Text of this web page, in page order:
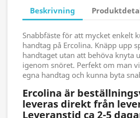
Beskrivning
Snabbfäste för att mycket enkelt
handtag på Ercolina. Knäpp upp
handtaget utan att behöva knyta
igenom snöret. Perfekt om man
egna handtag och kunna byta
Ercolina är
leveras direkt från
Leveranstid ca 2-5